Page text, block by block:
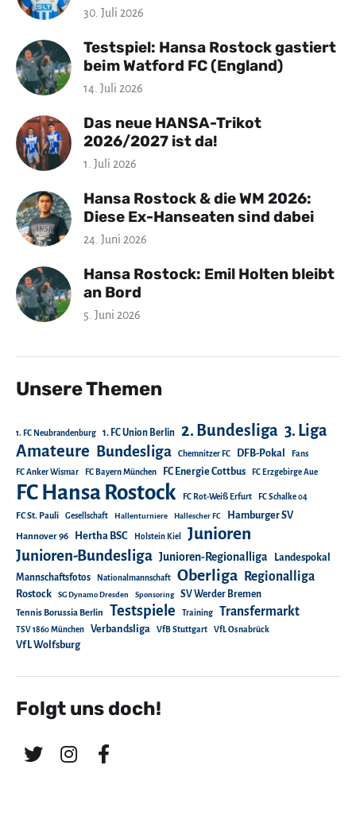
30. Juli 2026
Testspiel: Hansa Rostock gastiert
beim Watford FC (England)
14. Juli 2026
Das neue HANSA-Trikot
2026/2027 ist da!
1. Juli 2026
Hansa Rostock & die WM 2026:
Diese Ex-Hanseaten sind dabei
24. Juni 2026
Hansa Rostock: Emil Holten bleibt
an Bord
5. Juni 2026
Unsere Themen
1. FC Neubrandenburg 1. FC Union Berlin 2. Bundesliga 3. Liga
Amateure Bundesliga Chemnitzer FC DFB-Pokal Fans
FC Anker Wismar FC Bayern München FC Energie Cottbus FC Erzgebirge Aue
FC Hansa Rostock FC Rot-Weiß Erfurt FC Schalke 04
FC St. Pauli Gesellschaft Hallenturniere Hallescher FC Hamburger SV
Hannover 96 Hertha BSC Holstein Kiel Junioren
Junioren-Bundesliga Junioren-Regionalliga
Landespokal
Mannschaftsfotos
Nationalmannschaft Oberliga Regionalliga
Rostock SG Dynamo Dresden Sponsoring SV Werder Bremen
Tennis Borussia Berlin Testspiele Training Transfermarkt
TSV 1860 München Verbandsliga VfB Stuttgart VfL Osnabrück
VfL Wolfsburg
Folgt uns doch!